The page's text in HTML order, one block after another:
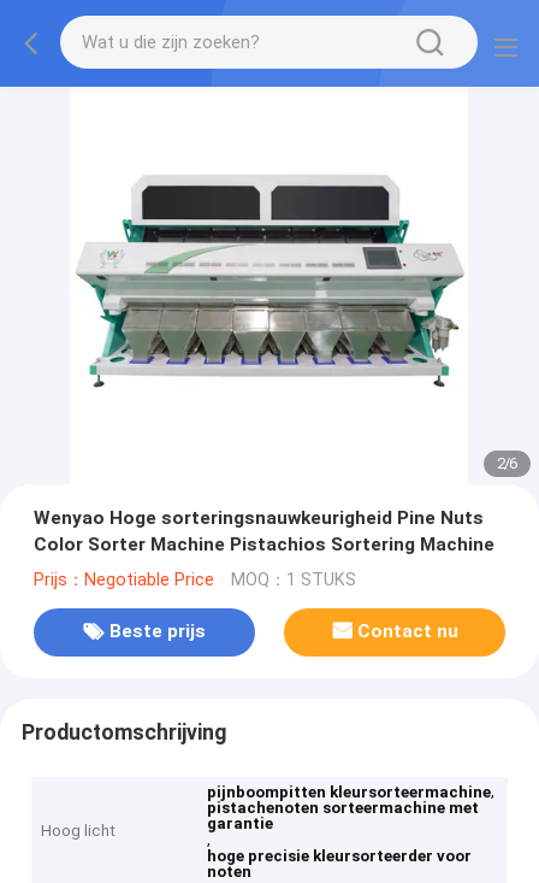
2/6
Wenyao Hoge sorteringsnauwkeurigheid Pine Nuts
Color Sorter Machine Pistachios Sortering Machine
Prijs：Negotiable Price MOQ：1 STUKS
Beste prijs Contact nu
Productomschrijving
Hoog licht
pijnboompitten kleursorteermachine,
pistachenoten sorteermachine met
garantie
,
hoge precisie kleursorteerder voor
noten